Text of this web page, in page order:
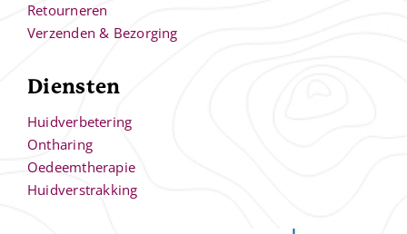
Retourneren
Verzenden & Bezorging
Diensten
Huidverbetering
Ontharing
Oedeemtherapie
Huidverstrakking